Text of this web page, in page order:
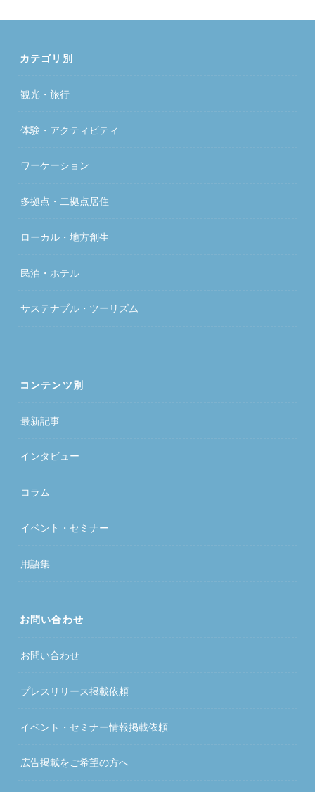
カテゴリ別
観光・旅行
体験・アクティビティ
ワーケーション
多拠点・二拠点居住
ローカル・地方創生
民泊・ホテル
サステナブル・ツーリズム
コンテンツ別
最新記事
インタビュー
コラム
イベント・セミナー
用語集
お問い合わせ
お問い合わせ
プレスリリース掲載依頼
イベント・セミナー情報掲載依頼
広告掲載をご希望の方へ